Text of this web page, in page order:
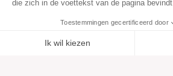
die zich in de voettekst van de pagina bevindt.
Toestemmingen gecertificeerd door
Ik wil kiezen
Toegevoegd aan